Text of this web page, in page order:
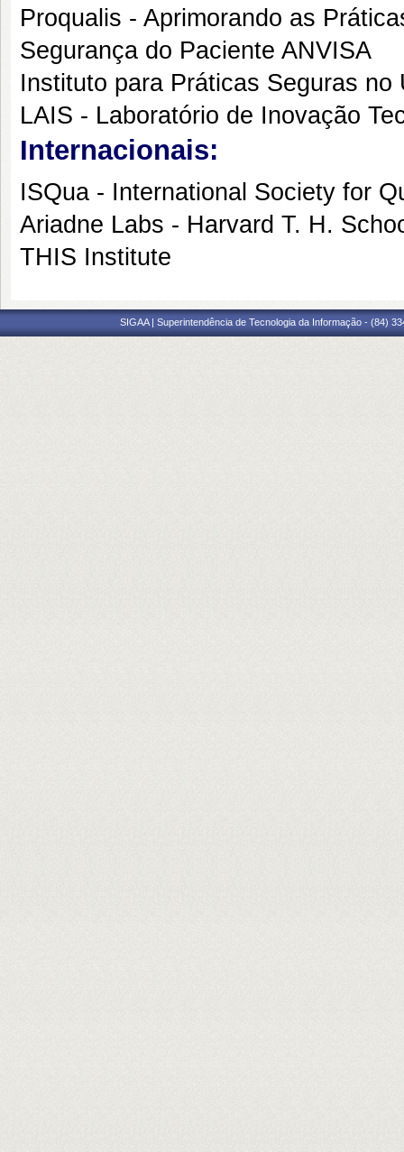
Proqualis - Aprimorando as
Segurança do Paciente ANVISA
Instituto para Práticas Seguras
LAIS - Laboratório de Inovação
Internacionais:
ISQua - International Society for
Ariadne Labs - Harvard T. H.
THIS Institute
SIGAA | Superintendência de Tecnologia da Informação - (84)